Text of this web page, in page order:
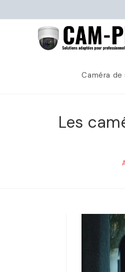
Caméra de
Les